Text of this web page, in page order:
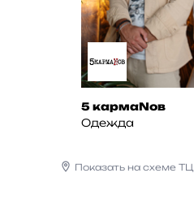
5 кармаNов
Одежда
Показать на схеме ТЦ